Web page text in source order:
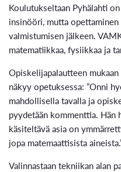
Koulutukseltaan Pyhälahti
insinööri, mutta
valmistumisen jälkeen.
matematiikkaa, fysiikkaa ja
Opiskelijapalautteen
näkyy opetuksessa: ”Onni
mahdollisella tavalla ja
pyydetään kommenttia. Hän
käsiteltävä asia on
jopa matemaattisista
Valinnastaan tekniikan alan